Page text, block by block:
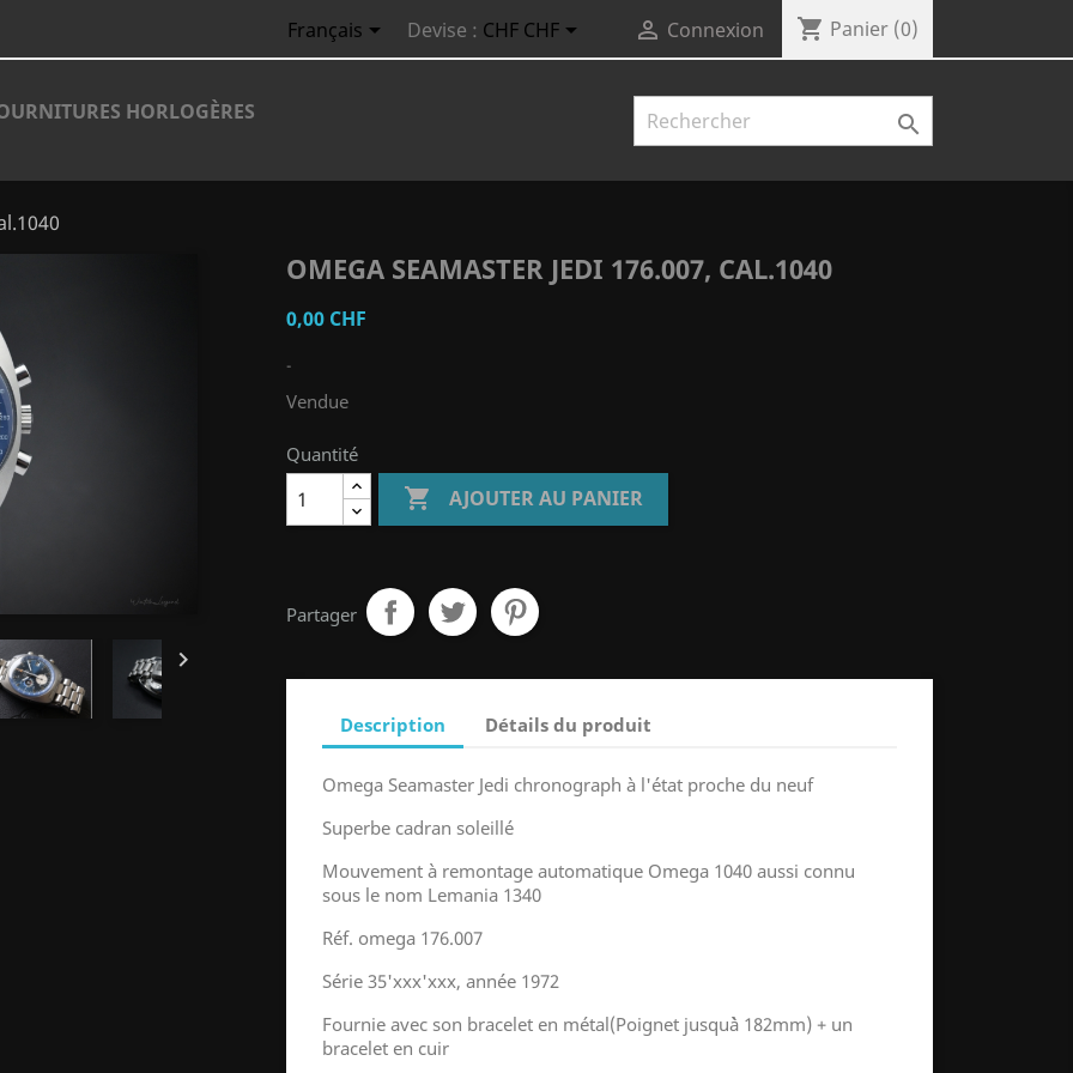
Français Devise : CHF CHF  Connexion shopping_cart Panier (0)

HORLOGÈRES

OMEGA SEAMASTER JEDI 176.007, CAL.1040
0,00 CHF
-
Vendue
Quantité
 AJOUTER AU PANIER
Partager
Description Détails du produit
Omega Seamaster Jedi chronograph à l'état proche du neuf
Superbe cadran soleillé
Mouvement à remontage automatique Omega 1040 aussi connu
sous le nom Lemania 1340
Réf. omega 176.007
Série 35'xxx'xxx, année 1972
Fournie avec son bracelet en métal(Poignet jusqu`à 182mm) + un
bracelet en cuir